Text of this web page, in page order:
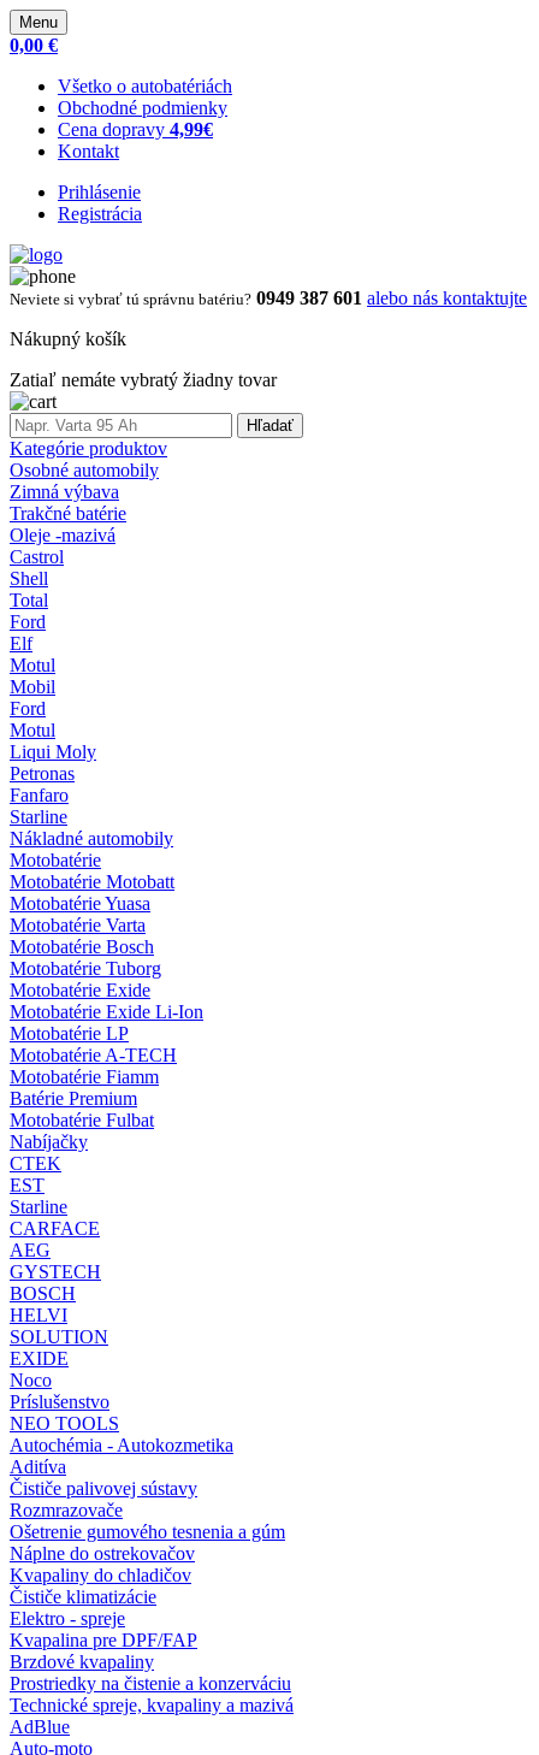
Menu
0,00 €
Všetko o autobatériách
Obchodné podmienky
Cena dopravy 4,99€
Kontakt
Prihlásenie
Registrácia
Neviete si vybrať tú správnu batériu? 0949 387 601 alebo nás kontaktujte
Nákupný košík
Zatiaľ nemáte vybratý žiadny tovar
Hľadať
Kategórie produktov
Osobné automobily
Zimná výbava
Trakčné batérie
Oleje -mazivá
Castrol
Shell
Total
Ford
Elf
Motul
Mobil
Ford
Motul
Liqui Moly
Petronas
Fanfaro
Starline
Nákladné automobily
Motobatérie
Motobatérie Motobatt
Motobatérie Yuasa
Motobatérie Varta
Motobatérie Bosch
Motobatérie Tuborg
Motobatérie Exide
Motobatérie Exide Li-Ion
Motobatérie LP
Motobatérie A-TECH
Motobatérie Fiamm
Batérie Premium
Motobatérie Fulbat
Nabíjačky
CTEK
EST
Starline
CARFACE
AEG
GYSTECH
BOSCH
HELVI
SOLUTION
EXIDE
Noco
Príslušenstvo
NEO TOOLS
Autochémia - Autokozmetika
Aditíva
Čističe palivovej sústavy
Rozmrazovače
Ošetrenie gumového tesnenia a gúm
Náplne do ostrekovačov
Kvapaliny do chladičov
Čističe klimatizácie
Elektro - spreje
Kvapalina pre DPF/FAP
Brzdové kvapaliny
Prostriedky na čistenie a konzerváciu
Technické spreje, kvapaliny a mazivá
AdBlue
Auto-moto